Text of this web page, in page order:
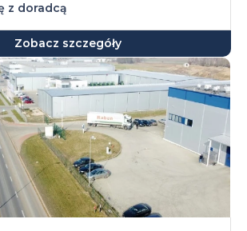
z doradcą
Zobacz szczegóły